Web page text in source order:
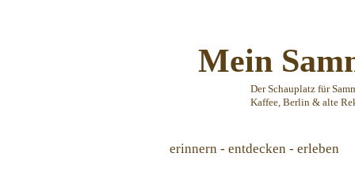
Mein
Der Schauplatz für
Kaffee, Berlin & alte
erinnern - entdecken - erleben